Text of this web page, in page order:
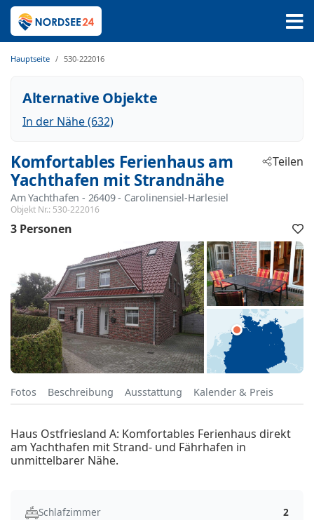
Hauptseite 530-222016
Alternative Objekte
In der Nähe (632)
Komfortables Ferienhaus am
Yachthafen mit Strandnähe
Am Yachthafen - 26409 - Carolinensiel-Harlesiel
Objekt Nr.: 530-222016
Teilen
3 Personen
Fotos Beschreibung Ausstattung Kalender & Preis
Haus Ostfriesland A: Komfortables Ferienhaus direkt
am Yachthafen mit Strand- und Fährhafen in
unmittelbarer Nähe.
Schlafzimmer
2